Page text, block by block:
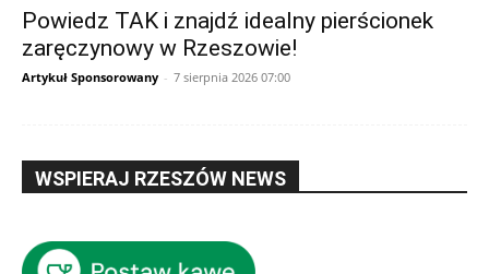
Powiedz TAK i znajdź idealny pierścionek
zaręczynowy w Rzeszowie!
Artykuł Sponsorowany - 7 sierpnia 2026 07:00
WSPIERAJ RZESZÓW NEWS